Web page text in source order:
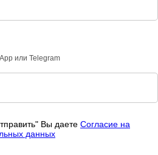
или Telegram
Вы даете Согласие на
данных